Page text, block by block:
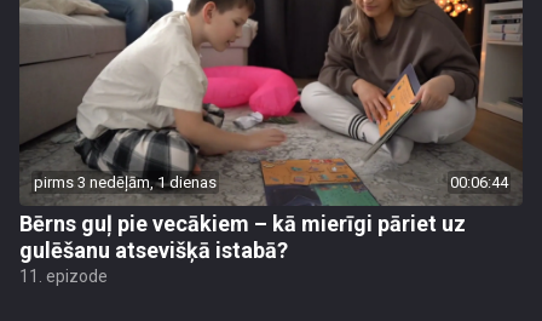
pirms 3 nedēļām, 1 dienas 00:06:44
Bērns guļ pie vecākiem – kā mierīgi pāriet uz
gulēšanu atsevišķā istabā?
11. epizode